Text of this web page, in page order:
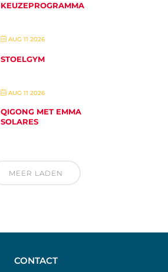
KEUZEPROGRAMMA
AUG 11 2026
STOELGYM
AUG 11 2026
QIGONG MET EMMA
SOLARES
MEER LADEN
CONTACT